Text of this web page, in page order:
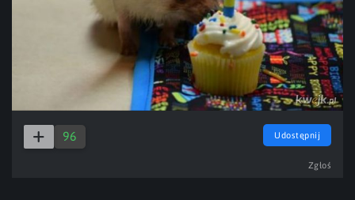
96 Udostępnij
Zgłoś